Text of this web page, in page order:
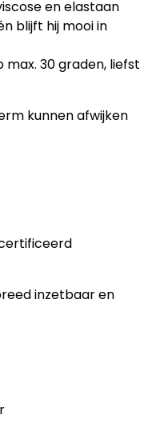
en elastaan
blijft hij mooi in
30 graden, liefst
kunnen afwijken
inzetbaar en